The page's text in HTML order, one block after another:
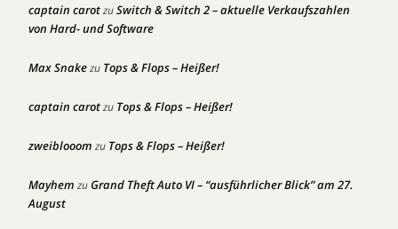
captain carotzuSwitch & Switch 2 – aktuelle Verkaufszahlen
von Hard- und Software
Max Snakezu Tops & Flops – Heißer!
captain carotzu Tops & Flops – Heißer!
zweiblooom zu Tops & Flops – Heißer!
Mayhem zuGrand Theft Auto VI – “ausführlicher Blick” am 27.
August